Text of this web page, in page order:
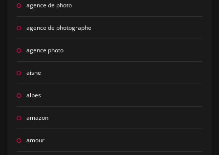
agence de photo
agence de photographe
agence photo
aisne
alpes
amazon
amour